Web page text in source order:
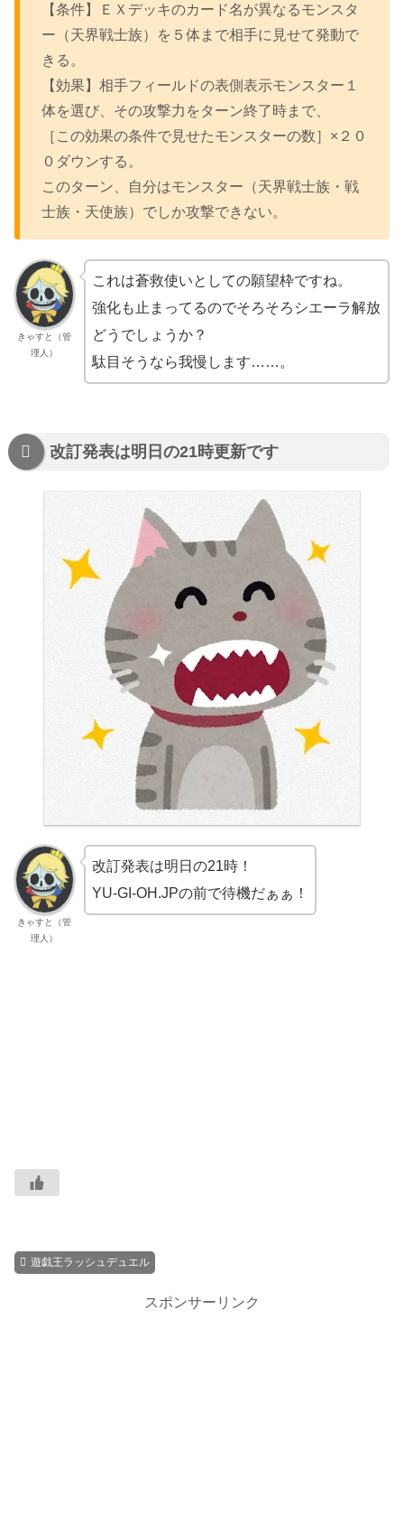
【条件】ＥＸデッキのカード名が異なるモンスタ
ー（天界戦士族）を５体まで相手に見せて発動で
きる。
【効果】相手フィールドの表側表示モンスター１
体を選び、その攻撃力をターン終了時まで、
［この効果の条件で見せたモンスターの数］×２０
０ダウンする。
このターン、自分はモンスター（天界戦士族・戦
士族・天使族）でしか攻撃できない。
きゃすと（管
理人）
これは蒼救使いとしての願望枠ですね。
強化も止まってるのでそろそろシエーラ解放
どうでしょうか？
駄目そうなら我慢します……。
改訂発表は明日の21時更新です
きゃすと（管
理人）
改訂発表は明日の21時！
YU-GI-OH.JPの前で待機だぁぁ！
遊戯王ラッシュデュエル
スポンサーリンク